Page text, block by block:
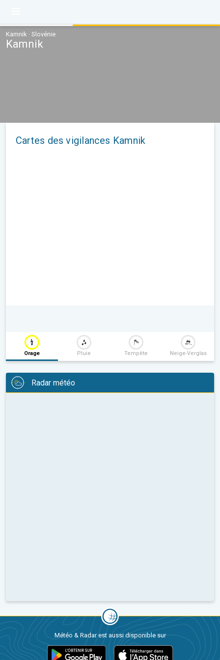
Kamnik · Slovénie
Kamnik
Cartes des vigilances Kamnik
Orage Pluie Tempête Neige-Verglas
Radar météo
Météo & Radar est aussi disponible sur